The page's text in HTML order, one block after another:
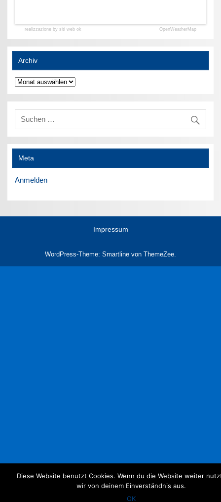
realizzazione by siti web ok OpenWeatherMap
Archiv
Archiv
Meta
Anmelden
Impressum
WordPress-Theme: Smartline von ThemeZee.
Diese Website benutzt Cookies. Wenn du die Website weiter
wir von deinem Einverständnis aus.
OK